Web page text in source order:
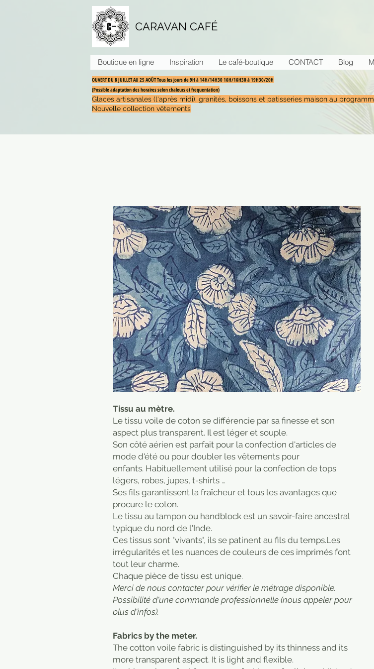
CARAVAN CAFÉ
Boutique en ligne Inspiration Le café-boutique CONTACT Blog
OUVERT DU 8 JUILLET AU 25 AOÛT Tous les jours de 9H à 14H/14H30 16H/16H30 à 19H30/20H
(Possible adaptation des horaires selon chaleurs et frequentation)
Glaces artisanales (l'après midi), granités, boissons et patisseries maison au
Nouvelle collection vêtements
Tissu au mètre.
Le tissu voile de coton se différencie par sa finesse et son
aspect plus transparent. Il est léger et souple.
Son côté aérien est parfait pour la confection d'articles de
mode d'été ou pour doubler les vêtements pour
enfants. Habituellement utilisé pour la confection de tops
légers, robes, jupes, t-shirts …
Ses fils garantissent la fraîcheur et tous les avantages que
procure le coton.
Le tissu au tampon ou handblock est un savoir-faire ancestral
typique du nord de l'Inde.
Ces tissus sont "vivants", ils se patinent au fils du temps.Les
irrégularités et les nuances de couleurs de ces imprimés font
tout leur charme.
​Chaque pièce de tissu est unique.
Merci de nous contacter pour vérifier le métrage disponible.
Possibilité d'une commande professionnelle (nous appeler pour
plus d'infos).
Fabrics by the meter.
The cotton voile fabric is distinguished by its thinness and its
more transparent aspect. It is light and flexible.